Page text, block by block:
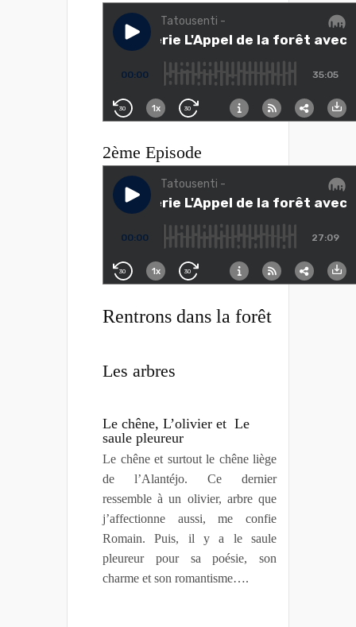
2ème Episode
Rentrons dans la forêt
Les arbres
Le chêne, L’olivier et Le
saule pleureur
Le chêne et surtout le chêne liège
de l’Alantéjo. Ce dernier
ressemble à un olivier, arbre que
j’affectionne aussi, me confie
Romain. Puis, il y a le saule
pleureur pour sa poésie, son
charme et son romantisme….